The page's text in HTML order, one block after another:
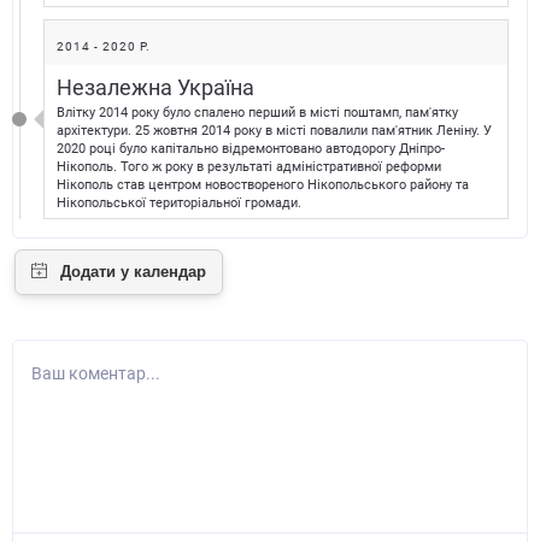
2014 - 2020 Р.
Незалежна Україна
Влітку 2014 року було спалено перший в місті поштамп, пам'ятку
архітектури. 25 жовтня 2014 року в місті повалили пам'ятник Леніну. У
2020 році було капітально відремонтовано автодорогу Дніпро-
Нікополь. Того ж року в результаті адміністративної реформи
Нікополь став центром новоствореного Нікопольського району та
Нікопольської територіальної громади.
Ваш коментар...